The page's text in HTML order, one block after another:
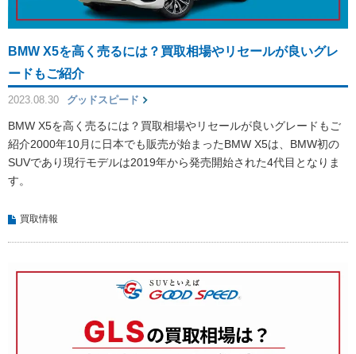
BMW X5を高く売るには？買取相場やリセールが良いグレ
ードもご紹介
2023.08.30 グッドスピード
BMW X5を高く売るには？買取相場やリセールが良いグレードもご
紹介2000年10月に日本でも販売が始まったBMW X5は、BMW初の
SUVであり現行モデルは2019年から発売開始された4代目となりま
す。
買取情報